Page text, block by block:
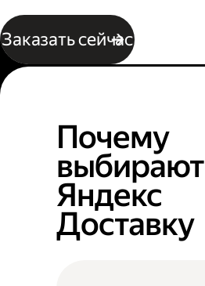
Заказать сейчас
Почему
выбирают
Яндекс
Доставку